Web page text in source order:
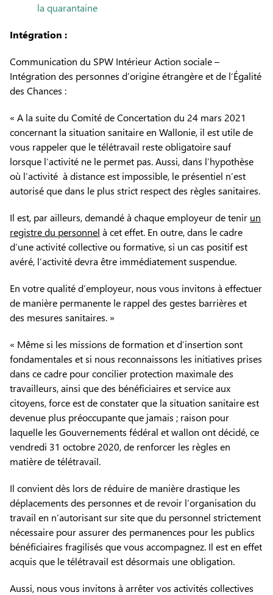
la quarantaine
Intégration :
Communication du SPW Intérieur Action sociale –
Intégration des personnes d’origine étrangère et de l’Égalité
des Chances :
« A la suite du Comité de Concertation du 24 mars 2021
concernant la situation sanitaire en Wallonie, il est utile de
vous rappeler que le télétravail reste obligatoire sauf
lorsque l’activité ne le permet pas.Aussi, dans l’hypothèse
où l’activité à distance est impossible, le présentiel n’est
autorisé que dans le plus strict respect des règles sanitaires.
Il est, par ailleurs, demandé à chaque employeur de tenir un
registre du personnel à cet effet. En outre, dans le cadre
d’une activité collective ou formative, si un cas positif est
avéré, l’activité devra être immédiatement suspendue.
En votre qualité d’employeur, nous vous invitons à effectuer
de manière permanente le rappel des gestes barrières et
des mesures sanitaires. »
« Même si les missions de formation et d’insertion sont
fondamentales et si nous reconnaissons les initiatives prises
dans ce cadre pour concilier protection maximale des
travailleurs, ainsi que des bénéficiaires et service aux
citoyens, force est de constater que la situation sanitaire est
devenue plus préoccupante que jamais ; raison pour
laquelle les Gouvernements fédéral et wallon ont décidé, ce
vendredi 31 octobre 2020, de renforcer les règles en
matière de télétravail.
Il convient dès lors de réduire de manière drastique les
déplacements des personnes et de revoir l’organisation du
travail en n’autorisant sur site que du personnel strictement
nécessaire pour assurer des permanences pour les publics
bénéficiaires fragilisés que vous accompagnez. Il est en effet
acquis que le télétravail est désormais une obligation.
Aussi, nous vous invitons à arrêter vos activités collectives